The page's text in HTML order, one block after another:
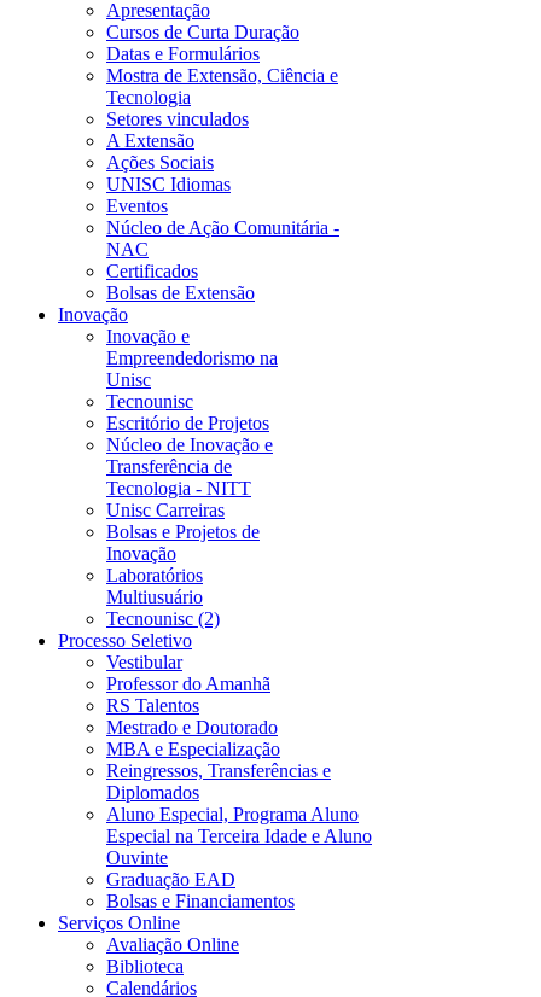
Apresentação
Cursos de Curta Duração
Datas e Formulários
Mostra de Extensão, Ciência e
Tecnologia
Setores vinculados
A Extensão
Ações Sociais
UNISC Idiomas
Eventos
Núcleo de Ação Comunitária -
NAC
Certificados
Bolsas de Extensão
Inovação
Inovação e
Empreendedorismo na
Unisc
Tecnounisc
Escritório de Projetos
Núcleo de Inovação e
Transferência de
Tecnologia - NITT
Unisc Carreiras
Bolsas e Projetos de
Inovação
Laboratórios
Multiusuário
Tecnounisc (2)
Processo Seletivo
Vestibular
Professor do Amanhã
RS Talentos
Mestrado e Doutorado
MBA e Especialização
Reingressos, Transferências e
Diplomados
Aluno Especial, Programa Aluno
Especial na Terceira Idade e Aluno
Ouvinte
Graduação EAD
Bolsas e Financiamentos
Serviços Online
Avaliação Online
Biblioteca
Calendários